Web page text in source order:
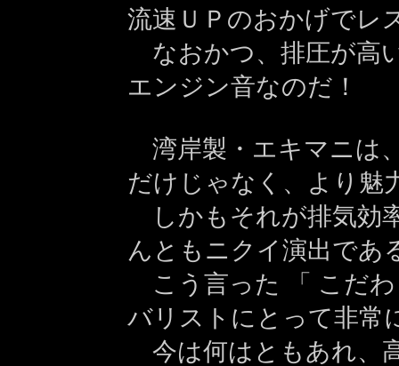
流速ＵＰのおかげでレ
なおかつ、排圧が高
エンジン音なのだ！
湾岸製・エキマニは
だけじゃなく、より魅
しかもそれが排気効
んともニクイ演出であ
こう言った 「 こだ
バリストにとって非常
今は何はともあれ、